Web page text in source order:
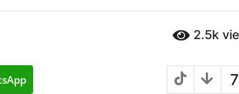
2.5k